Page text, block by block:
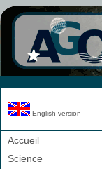
English version
Accueil
Science